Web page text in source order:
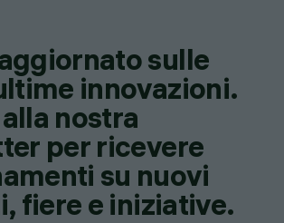
sulle
innovazioni.
nostra
per ricevere
su nuovi
fiere e iniziative.